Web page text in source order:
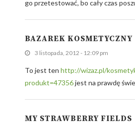
go przetestować, bo cały czas
BAZAREK KOSMETYCZNY
3 listopada, 2012 - 12:09 pm
To jest ten http://wizaz.pl/
produkt=47356jest na prawdę
MY STRAWBERRY FIELDS